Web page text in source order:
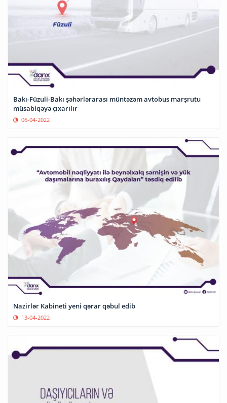
Bakı-Füzuli-Bakı şəhərlərarası müntəzəm avtobus marşrutu
müsabiqəyə çıxarılır
06-04-2022
Nazirlər Kabineti yeni qərar qəbul edib
13-04-2022